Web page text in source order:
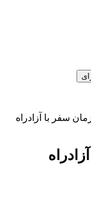
سفر با آزادراه